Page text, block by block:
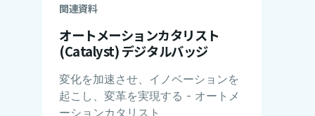
関連資料
オートメーションカタリスト
(Catalyst) デジタルバッジ
変化を加速させ、イノベーションを
起こし、変革を実現する - オートメ
ーションカタリスト